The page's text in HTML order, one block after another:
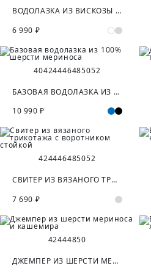
ВОДОЛАЗКА ИЗ ВИСКОЗЫ И ХЛОПКА
6 990 ₽
40424446485052
БАЗОВАЯ ВОДОЛАЗКА ИЗ 100% ШЕРСТИ МЕРИНОСА
10 990 ₽
424446485052
СВИТЕР ИЗ ВЯЗАНОГО ТРИКОТАЖА С ВОРОТНИКОМ СТОЙКОЙ
7 690 ₽
42444850
ДЖЕМПЕР ИЗ ШЕРСТИ МЕРИНОСА И КАШЕМИРА